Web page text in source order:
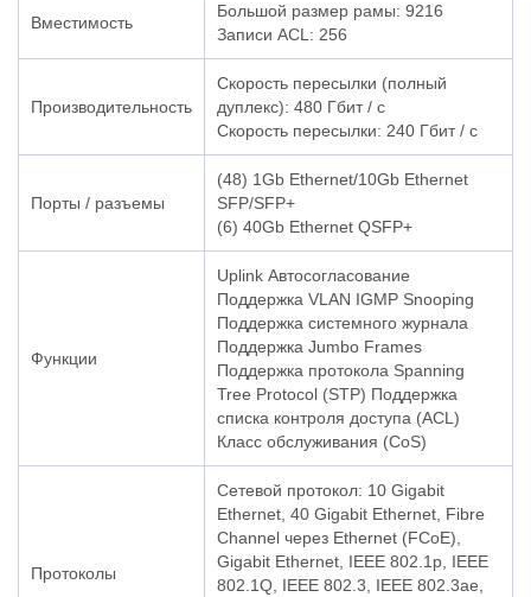
Вместимость
Большой размер рамы: 9216
Записи ACL: 256
Производительность
Скорость пересылки (полный
дуплекс): 480 Гбит / с
Скорость пересылки: 240 Гбит / с
Порты / разъемы
(48) 1Gb Ethernet/10Gb Ethernet
SFP/SFP+
(6) 40Gb Ethernet QSFP+
Функции
Uplink Автосогласование
Поддержка VLAN IGMP Snooping
Поддержка системного журнала
Поддержка Jumbo Frames
Поддержка протокола Spanning
Tree Protocol (STP) Поддержка
списка контроля доступа (ACL)
Класс обслуживания (CoS)
Протоколы
Сетевой протокол: 10 Gigabit
Ethernet, 40 Gigabit Ethernet, Fibre
Channel через Ethernet (FCoE),
Gigabit Ethernet, IEEE 802.1p, IEEE
802.1Q, IEEE 802.3, IEEE 802.3ae,